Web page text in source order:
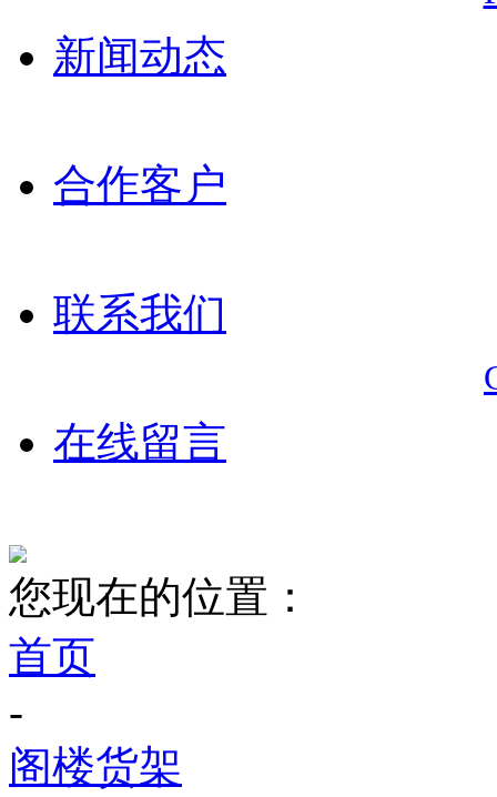
新闻动态
合作客户
联系我们
在线留言
您现在的位置：
首页
-
阁楼货架